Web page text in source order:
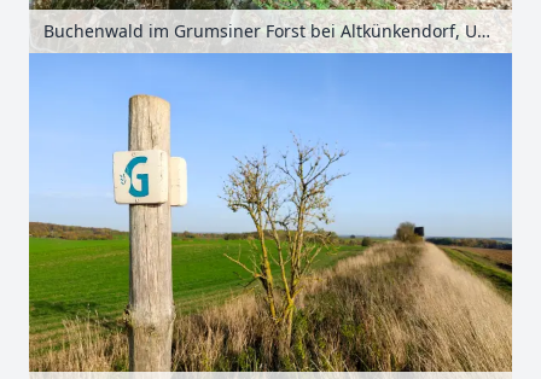
Buchenwald im Grumsiner Forst bei Altkünkendorf, Uckermark, Brandenburg, Deutschland